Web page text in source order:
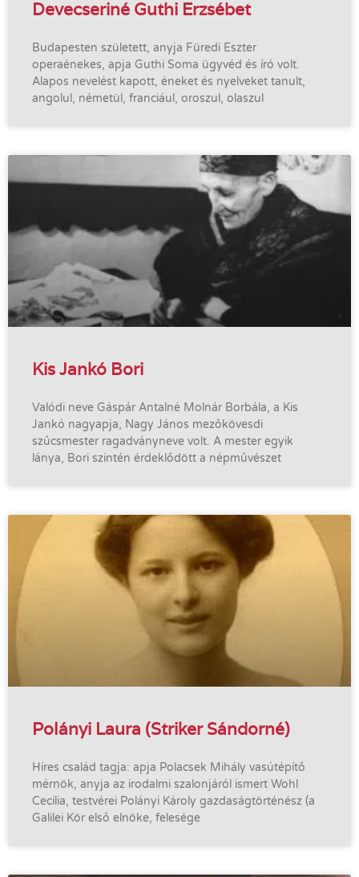
Devecseriné Guthi Erzsébet
Budapesten született, anyja Füredi Eszter
operaénekes, apja Guthi Soma ügyvéd és író volt.
Alapos nevelést kapott, éneket és nyelveket tanult,
angolul, németül, franciául, oroszul, olaszul
Kis Jankó Bori
Valódi neve Gáspár Antalné Molnár Borbála, a Kis
Jankó nagyapja, Nagy János mezőkövesdi
szűcsmester ragadványneve volt. A mester egyik
lánya, Bori szintén érdeklődött a népművészet
Polányi Laura (Striker Sándorné)
Híres család tagja: apja Polacsek Mihály vasútépítő
mérnök, anyja az irodalmi szalonjáról ismert Wohl
Cecília, testvérei Polányi Károly gazdaságtörténész (a
Galilei Kör első elnöke, felesége